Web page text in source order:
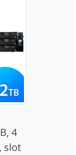
4
slot